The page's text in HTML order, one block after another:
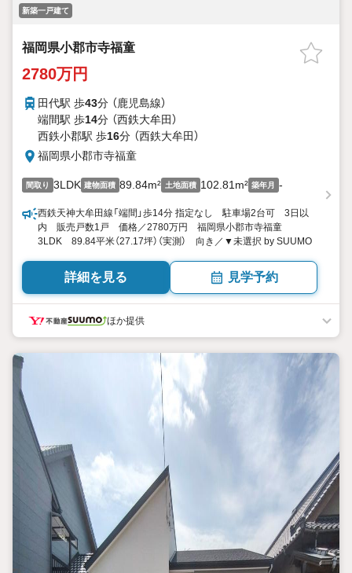
新築一戸建て
福岡県小郡市寺福童
2780万円
田代駅 歩43分 （鹿児島線）
端間駅 歩14分 （西鉄大牟田）
西鉄小郡駅 歩16分 （西鉄大牟田）
福岡県小郡市寺福童
間取り 3LDK 建物面積 89.84m² 土地面積 102.81m² 築年月 -
西鉄天神大牟田線「端間」歩14分 指定なし 駐車場2台可 3日以
内 販売戸数1戸 価格／2780万円 福岡県小郡市寺福童
3LDK 89.84平米（27.17坪）（実測） 向き／▼未選択 by SUUMO
詳細を見る 見学予約
ほか提供